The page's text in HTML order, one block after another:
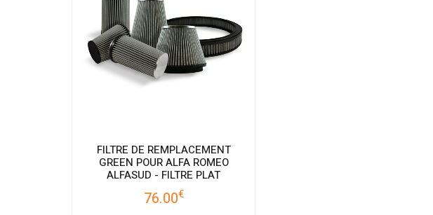
FILTRE DE REMPLACEMENT
GREEN POUR ALFA ROMEO
ALFASUD - FILTRE PLAT
76.00€